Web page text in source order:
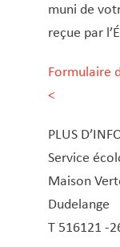
Copie
Décès –
Déclaration
ressortissants
Déclaration
en location ou
d’habitation
muni de
reçue par
Formulaire
<
PLUS
Service
Maison
Dudelange
T 516121 -